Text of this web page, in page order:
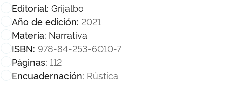
Editorial: Grijalbo
Año de edición: 2021
Materia: Narrativa
ISBN: 978-84-253-6010-7
Páginas: 112
Encuadernación: Rústica